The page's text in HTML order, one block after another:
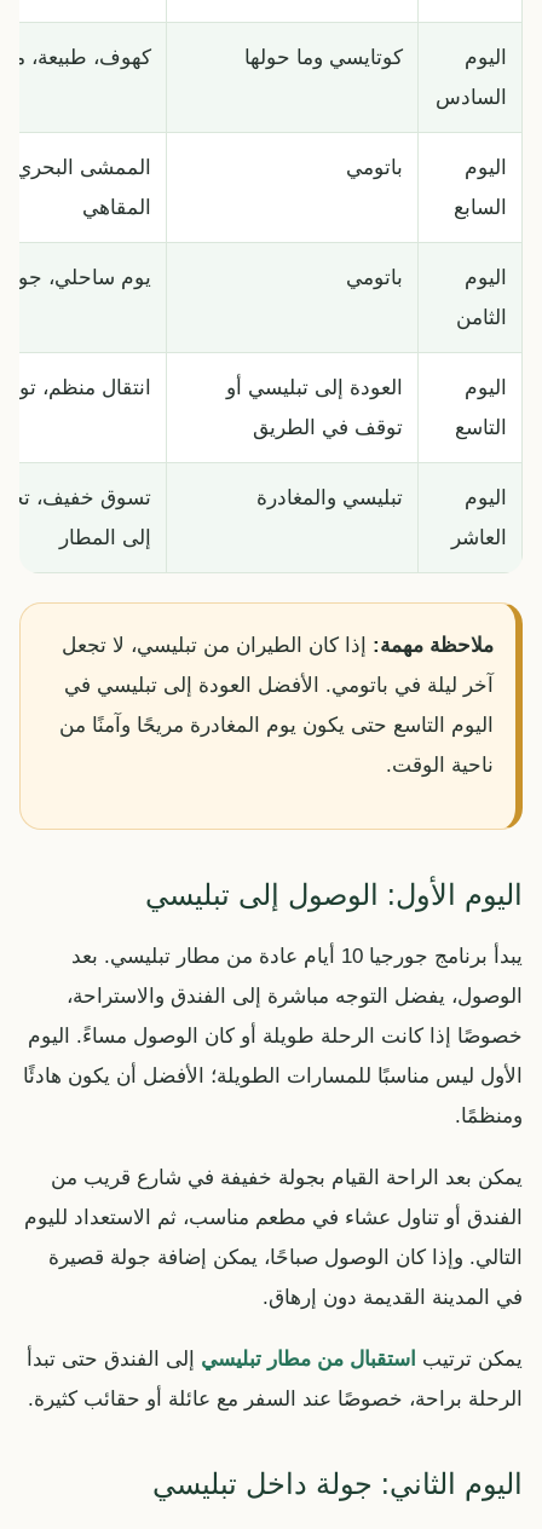
اليوم
السادس
كوتايسي وما حولها كهوف، طبيعة،
اليوم
السابع
باتومي
الممشى البحري،
المقاهي
اليوم
الثامن
باتومي يوم ساحلي،
اليوم
التاسع
العودة إلى تبليسي أو
توقف في الطريق
انتقال منظم،
اليوم
العاشر
تبليسي والمغادرة
تسوق خفيف،
إلى المطار
ملاحظة مهمة: إذا كان الطيران من تبليسي، لا تجعل
آخر ليلة في باتومي. الأفضل العودة إلى تبليسي في
اليوم التاسع حتى يكون يوم المغادرة مريحًا وآمنًا من
ناحية الوقت.
اليوم الأول: الوصول إلى تبليسي
يبدأ برنامج جورجيا 10 أيام عادة من مطار تبليسي. بعد
الوصول، يفضل التوجه مباشرة إلى الفندق والاستراحة،
خصوصًا إذا كانت الرحلة طويلة أو كان الوصول مساءً. اليوم
الأول ليس مناسبًا للمسارات الطويلة؛ الأفضل أن يكون هادئًا
ومنظمًا.
يمكن بعد الراحة القيام بجولة خفيفة في شارع قريب من
الفندق أو تناول عشاء في مطعم مناسب، ثم الاستعداد لليوم
التالي. وإذا كان الوصول صباحًا، يمكن إضافة جولة قصيرة
في المدينة القديمة دون إرهاق.
يمكن ترتيب استقبال من مطار تبليسي إلى الفندق حتى تبدأ
الرحلة براحة، خصوصًا عند السفر مع عائلة أو حقائب كثيرة.
اليوم الثاني: جولة داخل تبليسي